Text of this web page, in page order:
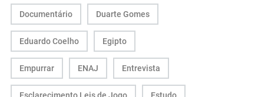
Documentário Duarte Gomes
Eduardo Coelho Egipto
Empurrar ENAJ Entrevista